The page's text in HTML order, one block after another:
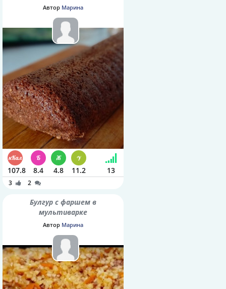
Автор Марина
107.8 8.4 4.8 11.2 13
3 2
Булгур с фаршем в
мультиварке
Автор Марина